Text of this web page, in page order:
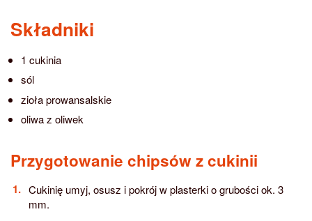
Składniki
1 cukinia
sól
zioła prowansalskie
oliwa z oliwek
Przygotowanie chipsów z cukinii
Cukinię umyj, osusz i pokrój w plasterki o grubości ok. 3
mm.